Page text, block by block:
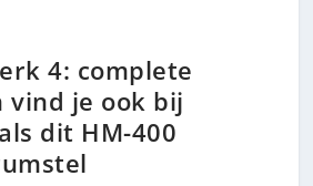
4: complete
je ook bij
dit HM-400